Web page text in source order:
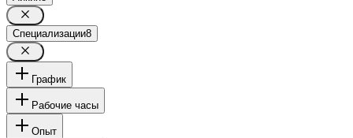
Специализации8
График
Рабочие часы
Опыт